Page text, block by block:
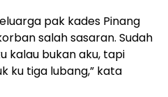
pak kades Pinang
salah sasaran. Sudah
kalau bukan aku, tapi
ku tiga lubang,” kata